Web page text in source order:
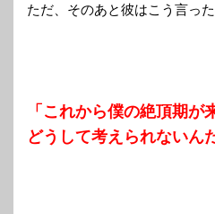
ただ、そのあと彼はこう言った
「これから僕の絶頂期が
どうして考えられないん